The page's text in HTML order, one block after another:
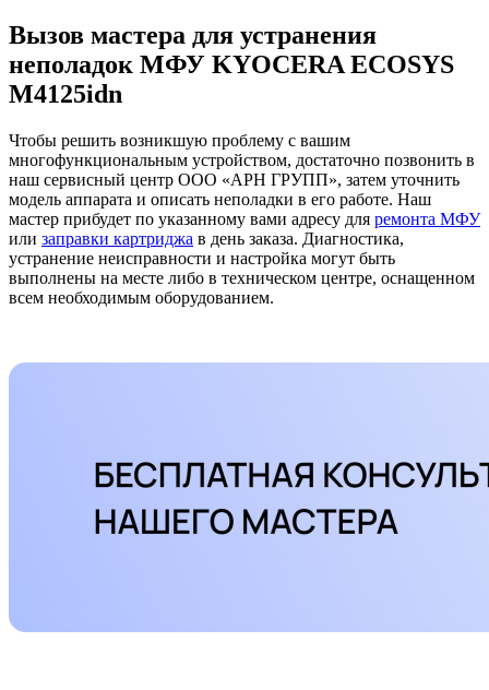
Вызов мастера для устранения
неполадок МФУ KYOCERA ECOSYS
M4125idn
Чтобы решить возникшую проблему с вашим
многофункциональным устройством, достаточно позвонить в
наш сервисный центр ООО «АРН ГРУПП», затем уточнить
модель аппарата и описать неполадки в его работе. Наш
мастер прибудет по указанному вами адресу для ремонта МФУ
или заправки картриджа в день заказа. Диагностика,
устранение неисправности и настройка могут быть
выполнены на месте либо в техническом центре, оснащенном
всем необходимым оборудованием.